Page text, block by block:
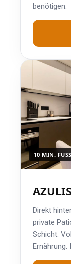
benötigen.
10 MIN.
Direkt
private
Schicht.